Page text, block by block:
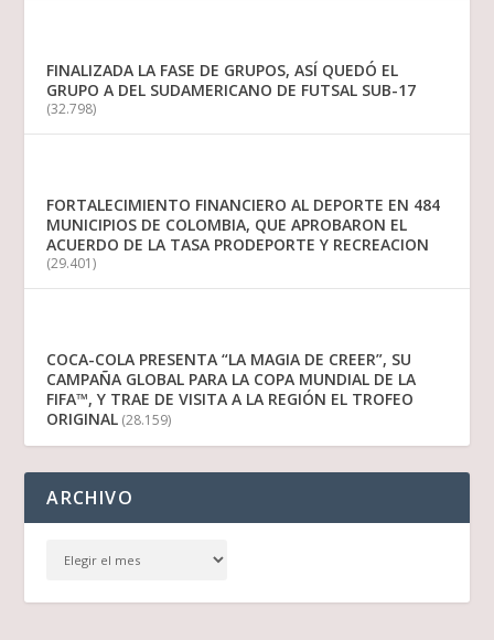
FINALIZADA LA FASE DE GRUPOS, ASÍ QUEDÓ EL
GRUPO A DEL SUDAMERICANO DE FUTSAL SUB-17
(32.798)
FORTALECIMIENTO FINANCIERO AL DEPORTE EN 484
MUNICIPIOS DE COLOMBIA, QUE APROBARON EL
ACUERDO DE LA TASA PRODEPORTE Y RECREACION
(29.401)
COCA-COLA PRESENTA “LA MAGIA DE CREER”, SU
CAMPAÑA GLOBAL PARA LA COPA MUNDIAL DE LA
FIFA™, Y TRAE DE VISITA A LA REGIÓN EL TROFEO
ORIGINAL (28.159)
ARCHIVO